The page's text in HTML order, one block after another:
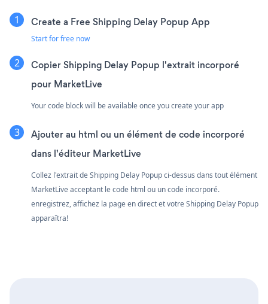
Create a Free Shipping Delay Popup App
Start for free now
Copier Shipping Delay Popup l'extrait incorporé
pour MarketLive
Your code block will be available once you create your app
Ajouter au html ou un élément de code incorporé
dans l'éditeur MarketLive
Collez l'extrait de Shipping Delay Popup ci-dessus dans tout élément
MarketLive acceptant le code html ou un code incorporé.
enregistrez, affichez la page en direct et votre Shipping Delay Popup
apparaîtra!